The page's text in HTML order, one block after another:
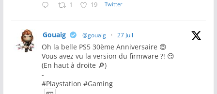
1 19 Twitter
Gouaig @gouaig · 27 Juil
Oh la belle PS5 30ème Anniversaire 😍
Vous avez vu la version du firmware ?! 😏
(En haut à droite 🔎)
-
#Playstation #Gaming